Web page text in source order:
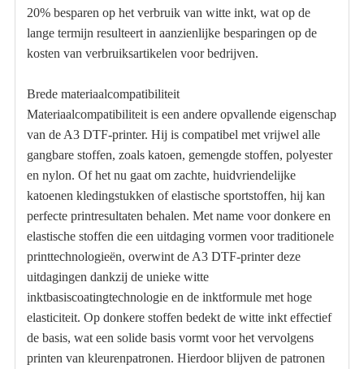
20% besparen op het verbruik van witte inkt, wat op de
lange termijn resulteert in aanzienlijke besparingen op de
kosten van verbruiksartikelen voor bedrijven.
Brede materiaalcompatibiliteit
Materiaalcompatibiliteit is een andere opvallende eigenschap
van de A3 DTF-printer. Hij is compatibel met vrijwel alle
gangbare stoffen, zoals katoen, gemengde stoffen, polyester
en nylon. Of het nu gaat om zachte, huidvriendelijke
katoenen kledingstukken of elastische sportstoffen, hij kan
perfecte printresultaten behalen. Met name voor donkere en
elastische stoffen die een uitdaging vormen voor traditionele
printtechnologieën, overwint de A3 DTF-printer deze
uitdagingen dankzij de unieke witte
inktbasiscoatingtechnologie en de inktformule met hoge
elasticiteit. Op donkere stoffen bedekt de witte inkt effectief
de basis, wat een solide basis vormt voor het vervolgens
printen van kleurenpatronen. Hierdoor blijven de patronen